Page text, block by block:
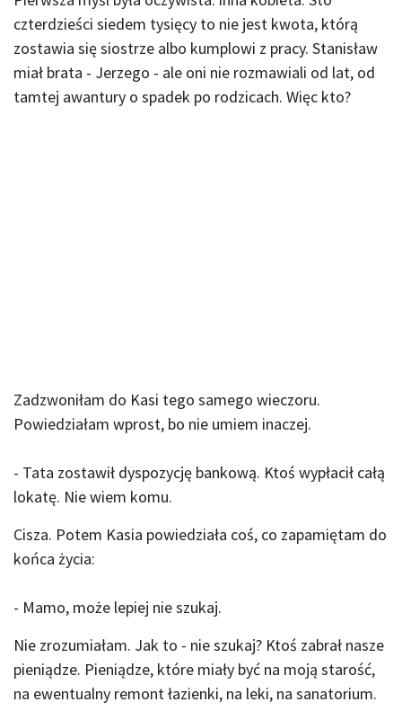
czterdzieści siedem tysięcy to nie jest kwota, którą
zostawia się siostrze albo kumplowi z pracy. Stanisław
miał brata - Jerzego - ale oni nie rozmawiali od lat, od
tamtej awantury o spadek po rodzicach. Więc kto?
Zadzwoniłam do Kasi tego samego wieczoru.
Powiedziałam wprost, bo nie umiem inaczej.
- Tata zostawił dyspozycję bankową. Ktoś wypłacił całą
lokatę. Nie wiem komu.
Cisza. Potem Kasia powiedziała coś, co zapamiętam do
końca życia:
- Mamo, może lepiej nie szukaj.
Nie zrozumiałam. Jak to - nie szukaj? Ktoś zabrał nasze
pieniądze. Pieniądze, które miały być na moją starość,
na ewentualny remont łazienki, na leki, na sanatorium.